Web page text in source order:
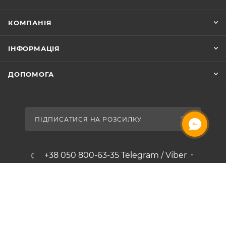
КОМПАНІЯ
ІНФОРМАЦІЯ
ДОПОМОГА
ПІДПИСАТИСЯ НА РОЗСИЛКУ
+38 050 800-63-35 Telegram / Viber